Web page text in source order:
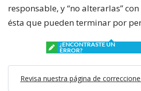
responsable, y “no alterarlas” con
ésta que pueden terminar por
¿ENCONTRASTE UN
ERROR?
Revisa nuestra página de